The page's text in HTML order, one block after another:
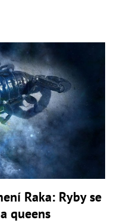
Raka: Ryby se
queens